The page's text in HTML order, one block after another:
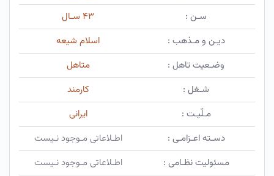
سـن :
۴۳ سـال
دیـن و مـذهب :
اسلام شیعه
وضـعیت تاهل :
متاهل
شـغل :
كارمند
مـلّیـت :
ایرانی
دسـته اعـزامـی :
اطـلاعاتی مـوجود نـیست
مسئولیت نظـامی :
اطـلاعاتی مـوجود نـیست